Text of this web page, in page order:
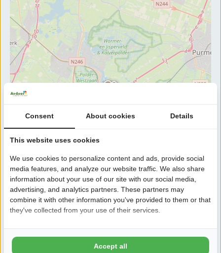
Consent About cookies Details
This website uses cookies
We use cookies to personalize content and ads, provide social
media features, and analyze our website traffic. We also share
information about your use of our site with our social media,
advertising, and analytics partners. These partners may
combine it with other information you've provided to them or that
they've collected from your use of their services.
Accept all